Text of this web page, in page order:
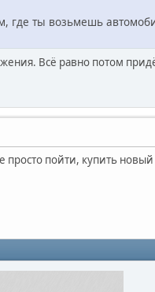
где ты возьмешь
Всё равно потом
пойти, купить